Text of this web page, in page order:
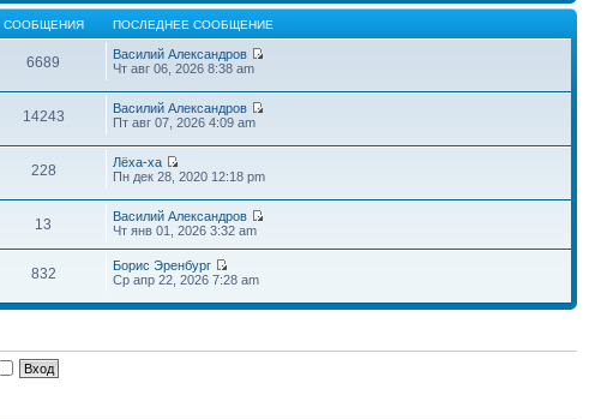
СООБЩЕНИЯ ПОСЛЕДНЕЕ СООБЩЕНИЕ
6689
Василий Александров
Чт авг 06, 2026 8:38 am
14243
Василий Александров
Пт авг 07, 2026 4:09 am
228
Лёха-ха
Пн дек 28, 2020 12:18 pm
13
Василий Александров
Чт янв 01, 2026 3:32 am
832
Борис Эренбург
Ср апр 22, 2026 7:28 am